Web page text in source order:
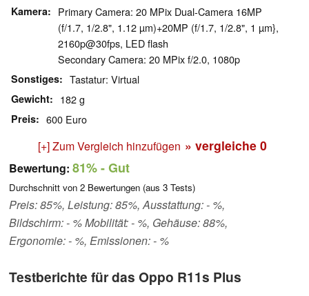
Kamera
Primary Camera: 20 MPix Dual-Camera 16MP
(f/1.7, 1/2.8", 1.12 µm)+20MP (f/1.7, 1/2.8", 1 µm},
2160p@30fps, LED flash
Secondary Camera: 20 MPix f/2.0, 1080p
Sonstiges Tastatur: Virtual
Gewicht 182 g
Preis 600 Euro
[+] Zum Vergleich hinzufügen » vergleiche 0
Bewertung: 81%- Gut
Durchschnitt von 2 Bewertungen (aus 3 Tests)
Preis: 85%, Leistung: 85%, Ausstattung: - %,
Bildschirm: - % Mobilität: - %, Gehäuse: 88%,
Ergonomie: - %, Emissionen: - %
Testberichte für das Oppo R11s Plus